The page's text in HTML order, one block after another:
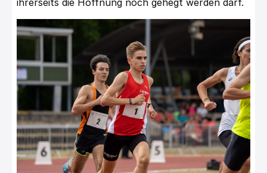
ihrerseits die Hoffnung noch gehegt werden darf.